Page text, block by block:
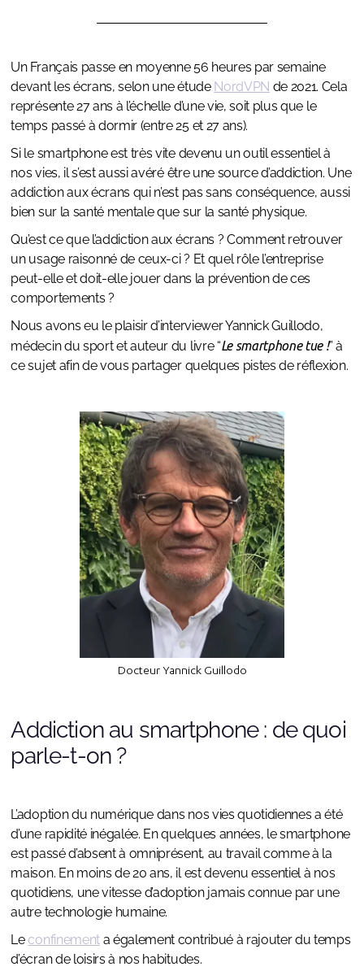
Un Français passe en moyenne 56 heures par semaine
devant les écrans, selon une étude NordVPN de 2021. Cela
représente 27 ans à l’échelle d’une vie, soit plus que le
temps passé à dormir (entre 25 et 27 ans).
Si le smartphone est très vite devenu un outil essentiel à
nos vies, il s’est aussi avéré être une source d’addiction. Une
addiction aux écrans qui n’est pas sans conséquence, aussi
bien sur la santé mentale que sur la santé physique.
Qu’est ce que l’addiction aux écrans ? Comment retrouver
un usage raisonné de ceux-ci ? Et quel rôle l’entreprise
peut-elle et doit-elle jouer dans la prévention de ces
comportements ?
Nous avons eu le plaisir d’interviewer Yannick Guillodo,
médecin du sport et auteur du livre “Le smartphone tue !” à
ce sujet afin de vous partager quelques pistes de réflexion.
Docteur Yannick Guillodo
Addiction au smartphone : de quoi
parle-t-on ?
L’adoption du numérique dans nos vies quotidiennes a été
d’une rapidité inégalée. En quelques années, le smartphone
est passé d’absent à omniprésent, au travail comme à la
maison. En moins de 20 ans, il est devenu essentiel à nos
quotidiens, une vitesse d’adoption jamais connue par une
autre technologie humaine.
Leconfinementa également contribué à rajouter du temps
d’écran de loisirs à nos habitudes.